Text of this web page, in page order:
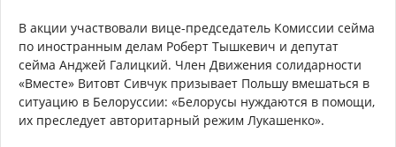
В акции участвовали вице-председатель Комиссии сейма
по иностранным делам Роберт Тышкевич и депутат
сейма Анджей Галицкий. Член Движения солидарности
«Вместе» Витовт Сивчук призывает Польшу вмешаться в
ситуацию в Белоруссии: «Белорусы нуждаются в помощи,
их преследует авторитарный режим Лукашенко».